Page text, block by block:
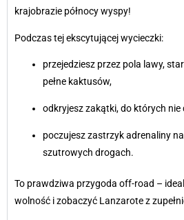
krajobrazie północy wyspy!
Podczas tej ekscytującej wycieczki:
przejedziesz przez pola lawy,
pełne kaktusów,
odkryjesz zakątki, do których nie
poczujesz zastrzyk adrenaliny
szutrowych drogach.
To prawdziwa przygoda off-road –
wolność i zobaczyć Lanzarote z